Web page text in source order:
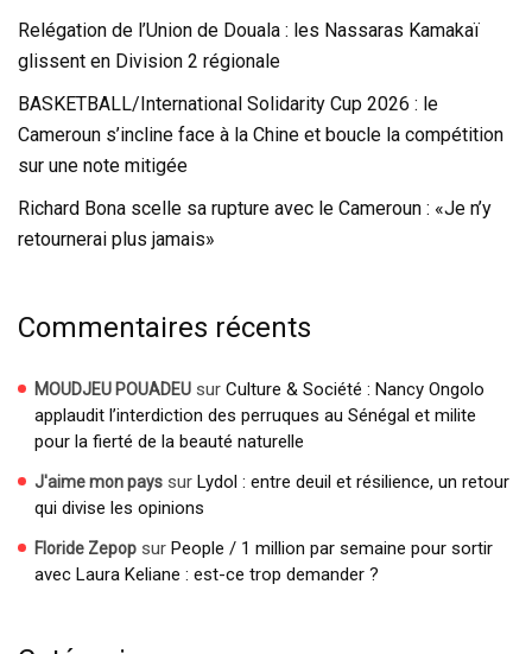
Relégation de l’Union de Douala : les Nassaras Kamakaï
glissent en Division 2 régionale
BASKETBALL/International Solidarity Cup 2026 : le
Cameroun s’incline face à la Chine et boucle la compétition
sur une note mitigée
Richard Bona scelle sa rupture avec le Cameroun : «Je n’y
retournerai plus jamais»
Commentaires récents
MOUDJEU POUADEU sur Culture & Société : Nancy Ongolo
applaudit l’interdiction des perruques au Sénégal et milite
pour la fierté de la beauté naturelle
J'aime mon pays sur Lydol : entre deuil et résilience, un retour
qui divise les opinions
Floride Zepop sur People / 1 million par semaine pour sortir
avec Laura Keliane : est-ce trop demander ?